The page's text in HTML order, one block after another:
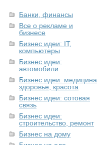
Банки, финансы
Все о рекламе и
бизнесе
Бизнес идеи: IT,
компьютеры
Бизнес идеи:
автомобили
Бизнес идеи: медицина,
здоровье, красота
Бизнес идеи: сотовая
связь
Бизнес идеи:
строительство, ремонт
Бизнес на дому